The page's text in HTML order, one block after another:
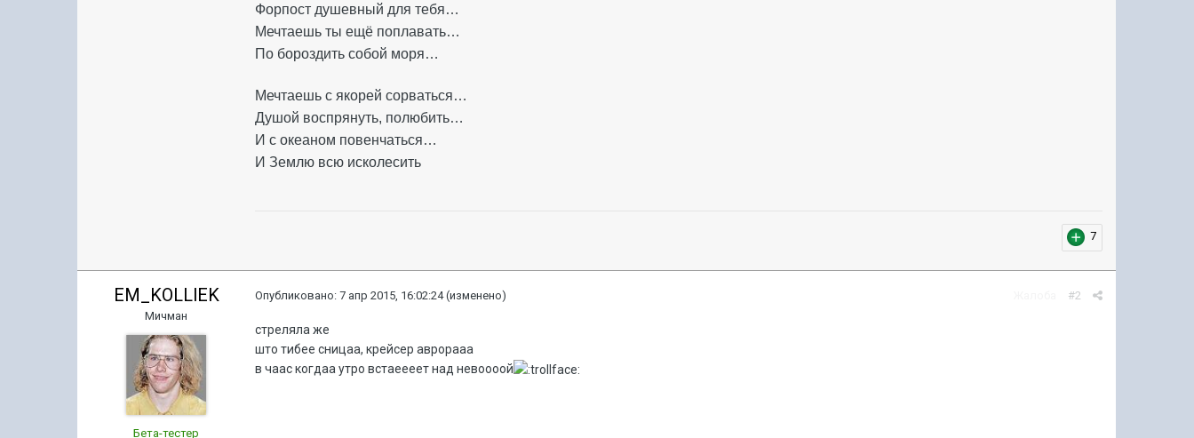
Форпост душевный для тебя…
Мечтаешь ты ещё поплавать…
По бороздить собой моря…
Мечтаешь с якорей сорваться…
Душой воспрянуть, полюбить…
И с океаном повенчаться…
И Землю всю исколесить
7
EM_KOLLlEK
Мичман
Бета-тестер
#2
Опубликовано:7 апр 2015, 16:02:24 (изменено)
стреляла же
што тибее сницаа, крейсер аврорааа
в чаас когдаа утро встаеееет над невоооой